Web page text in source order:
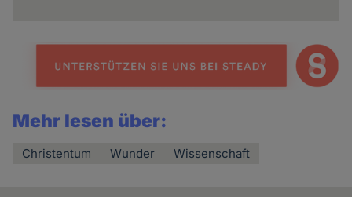
Mehr lesen über:
Christentum Wunder Wissenschaft